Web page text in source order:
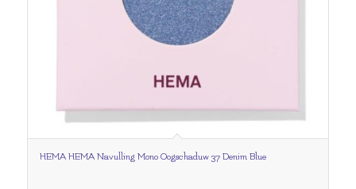
HEMA HEMA Navulling Mono Oogschaduw 37 Denim Blue